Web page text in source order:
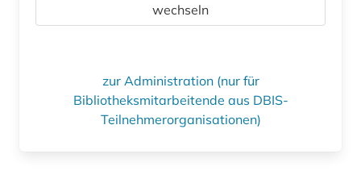
wechseln
zur Administration (nur für
Bibliotheksmitarbeitende aus DBIS-
Teilnehmerorganisationen)